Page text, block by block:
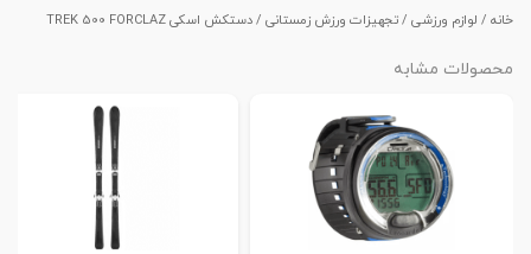
خانه / لوازم ورزشی /تجهیزات ورزش زمستانی / دستکش اسکی TREK 500 FORCLAZ
محصولات مشابه